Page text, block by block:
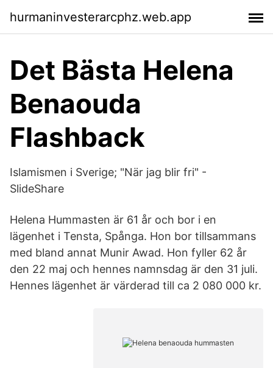
hurmaninvesterarcphz.web.app
Det Bästa Helena
Benaouda
Flashback
Islamismen i Sverige; "När jag blir fri" -
SlideShare
Helena Hummasten är 61 år och bor i en
lägenhet i Tensta, Spånga. Hon bor tillsammans
med bland annat Munir Awad. Hon fyller 62 år
den 22 maj och hennes namnsdag är den 31 juli.
Hennes lägenhet är värderad till ca 2 080 000 kr.